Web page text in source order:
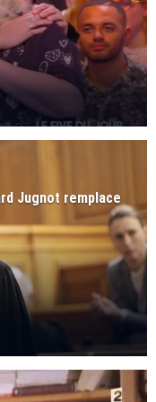
Jugnot remplace